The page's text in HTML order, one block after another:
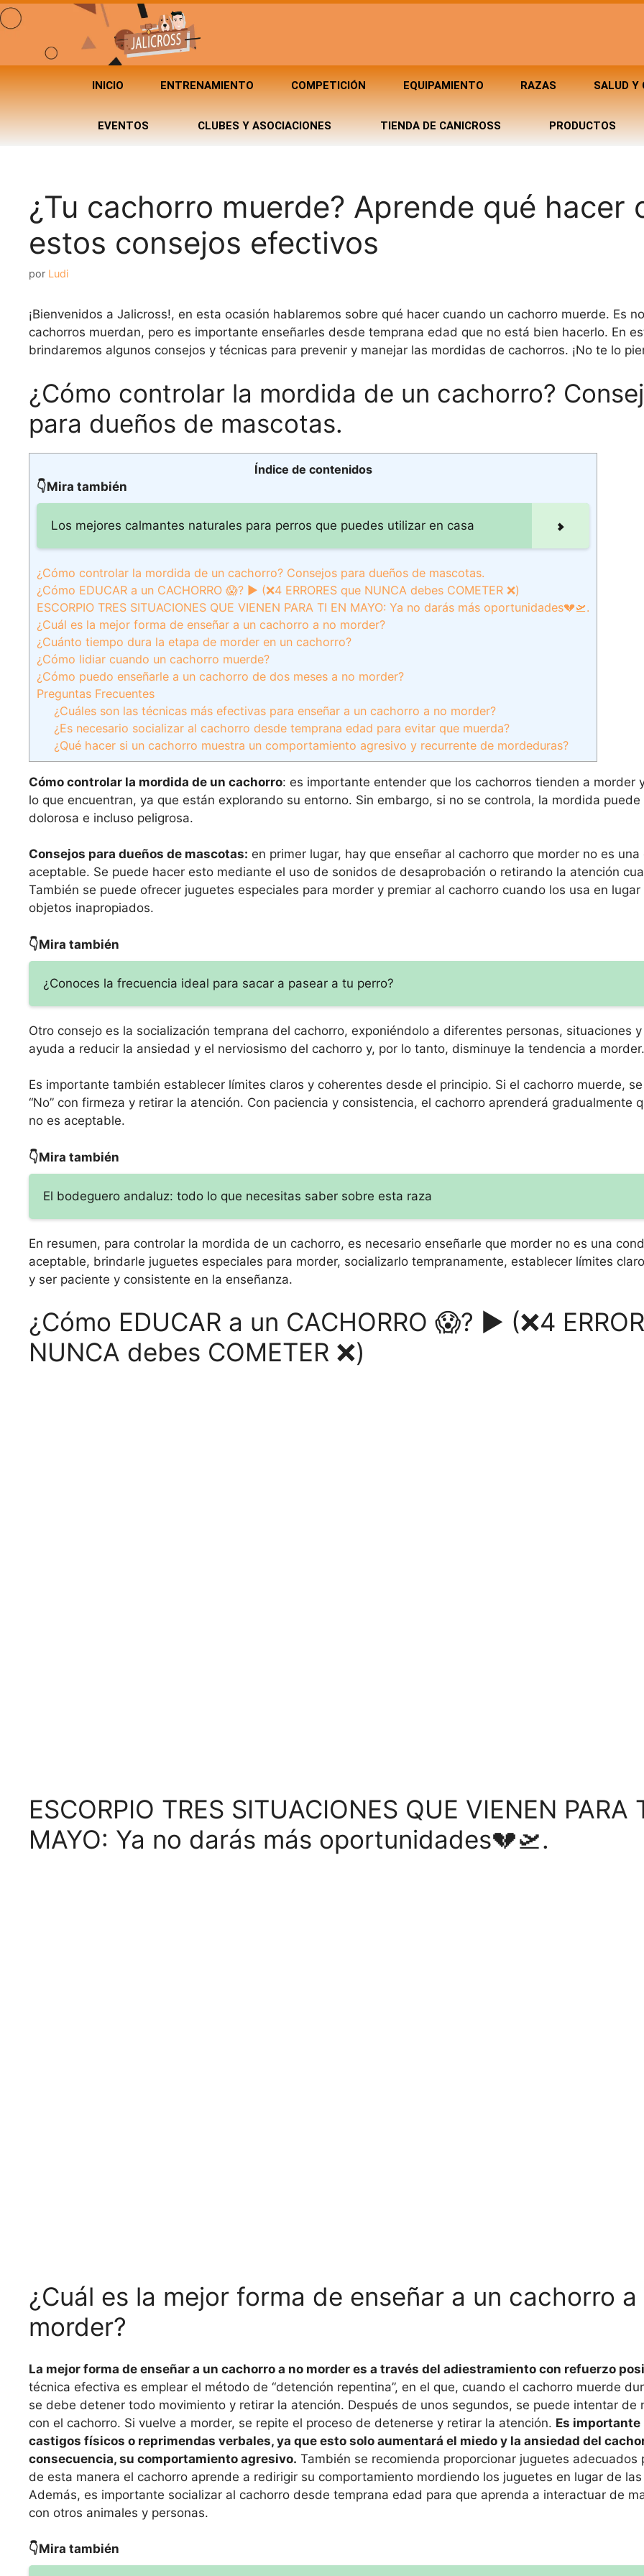
INICIO ENTRENAMIENTO COMPETICIÓN EQUIPAMIENTO RAZAS SALUD Y
EVENTOS CLUBES Y ASOCIACIONES TIENDA DE CANICROSS PRODUCTOS
¿Tu cachorro muerde? Aprende qué hacer
estos consejos efectivos
por Ludi
¡Bienvenidos a Jalicross!, en esta ocasión hablaremos sobre qué hacer cuando un cachorro muerde. Es
cachorros muerdan, pero es importante enseñarles desde temprana edad que no está bien hacerlo. En
brindaremos algunos consejos y técnicas para prevenir y manejar las mordidas de cachorros. ¡No te lo
¿Cómo controlar la mordida de un cachorro?
para dueños de mascotas.
Índice de contenidos
👇Mira también
Los mejores calmantes naturales para perros que puedes utilizar en casa
¿Cómo controlar la mordida de un cachorro? Consejos para dueños de mascotas.
¿Cómo EDUCAR a un CACHORRO 😱? ► (❌4 ERRORES que NUNCA debes COMETER ❌)
ESCORPIO TRES SITUACIONES QUE VIENEN PARA TI EN MAYO: Ya no darás más oportunidades💔🛫.
¿Cuál es la mejor forma de enseñar a un cachorro a no morder?
¿Cuánto tiempo dura la etapa de morder en un cachorro?
¿Cómo lidiar cuando un cachorro muerde?
¿Cómo puedo enseñarle a un cachorro de dos meses a no morder?
Preguntas Frecuentes
¿Cuáles son las técnicas más efectivas para enseñar a un cachorro a no morder?
¿Es necesario socializar al cachorro desde temprana edad para evitar que muerda?
¿Qué hacer si un cachorro muestra un comportamiento agresivo y recurrente de mordeduras?
Cómo controlar la mordida de un cachorro: es importante entender que los cachorros tienden a morder
lo que encuentran, ya que están explorando su entorno. Sin embargo, si no se controla, la mordida puede
dolorosa e incluso peligrosa.
Consejos para dueños de mascotas: en primer lugar, hay que enseñar al cachorro que morder no es
aceptable. Se puede hacer esto mediante el uso de sonidos de desaprobación o retirando la atención
También se puede ofrecer juguetes especiales para morder y premiar al cachorro cuando los usa en
objetos inapropiados.
👇Mira también
¿Conoces la frecuencia ideal para sacar a pasear a tu perro?
Otro consejo es la socialización temprana del cachorro, exponiéndolo a diferentes personas, situaciones
ayuda a reducir la ansiedad y el nerviosismo del cachorro y, por lo tanto, disminuye la tendencia a morder.
Es importante también establecer límites claros y coherentes desde el principio. Si el cachorro muerde,
“No” con firmeza y retirar la atención. Con paciencia y consistencia, el cachorro aprenderá gradualmente
no es aceptable.
👇Mira también
El bodeguero andaluz: todo lo que necesitas saber sobre esta raza
En resumen, para controlar la mordida de un cachorro, es necesario enseñarle que morder no es una
aceptable, brindarle juguetes especiales para morder, socializarlo tempranamente, establecer límites
y ser paciente y consistente en la enseñanza.
¿Cómo EDUCAR a un CACHORRO 😱? ► (❌4
NUNCA debes COMETER ❌)
ESCORPIO TRES SITUACIONES QUE VIENEN PARA
MAYO: Ya no darás más oportunidades💔🛫.
¿Cuál es la mejor forma de enseñar a un cachorro a
morder?
La mejor forma de enseñar a un cachorro a no morder es a través del adiestramiento con refuerzo
técnica efectiva es emplear el método de “detención repentina”, en el que, cuando el cachorro muerde
se debe detener todo movimiento y retirar la atención. Después de unos segundos, se puede intentar de
con el cachorro. Si vuelve a morder, se repite el proceso de detenerse y retirar la atención. Es
castigos físicos o reprimendas verbales, ya que esto solo aumentará el miedo y la ansiedad del
consecuencia, su comportamiento agresivo. También se recomienda proporcionar juguetes adecuados
de esta manera el cachorro aprende a redirigir su comportamiento mordiendo los juguetes en lugar de
Además, es importante socializar al cachorro desde temprana edad para que aprenda a interactuar de
con otros animales y personas.
👇Mira también